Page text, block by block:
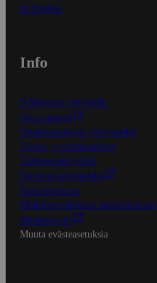
In English
Info
S-Business yrityksille
Oiva-raportit
Osuuskauppojen yhteystiedot
Tilaus- ja toimitusehdot
Tietosuojakäytäntö
Palvelun käyttöehdot
Saavutettavuus
Mobiilisovelluksen saavutettavuus
Mainostajalle
Muuta evästeasetuksia